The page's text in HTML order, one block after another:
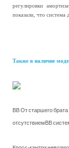
регулировки
показали, что система
Также в наличие
ВВ От старшего
отсутствиемВВ